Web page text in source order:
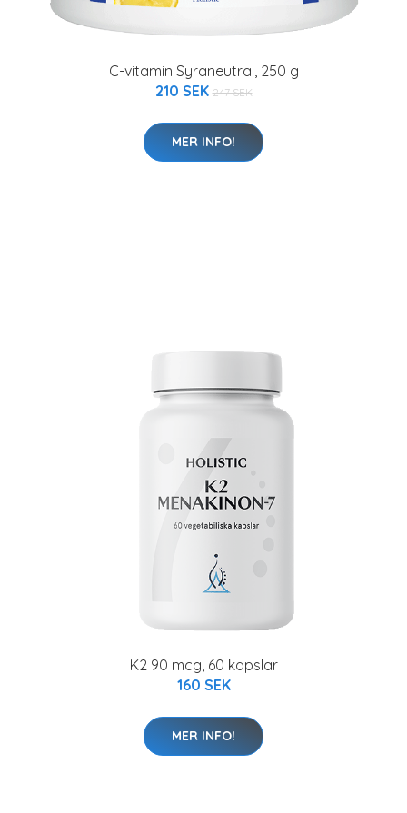
C-vitamin Syraneutral, 250 g
210 SEK 247 SEK
MER INFO!
K2 90 mcg, 60 kapslar
160 SEK
MER INFO!